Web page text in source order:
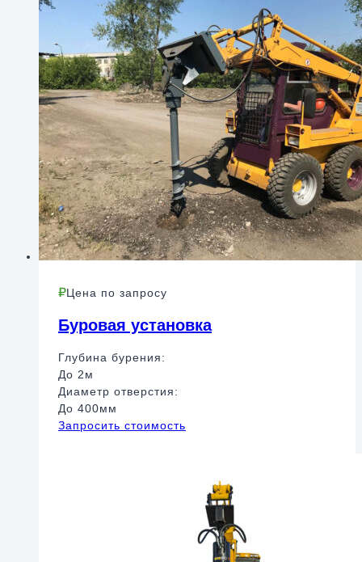
Цена по запросу
Буровая установка
Глубина бурения:
До 2м
Диаметр отверстия:
До 400мм
Запросить стоимость